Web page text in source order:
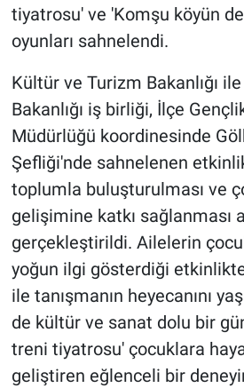
tiyatrosu' ve 'Komşu köyün
oyunları sahnelendi.
Kültür ve Turizm Bakanlığı
Bakanlığı iş birliği, İlçe
Müdürlüğü koordinesinde
Şefliği'nde sahnelenen
toplumla buluşturulması ve
gelişimine katkı sağlanması
gerçekleştirildi. Ailelerin
yoğun ilgi gösterdiği
ile tanışmanın heyecanını
de kültür ve sanat dolu bir
treni tiyatrosu' çocuklara
geliştiren eğlenceli bir